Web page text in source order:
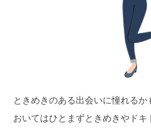
ときめきのある出会いに憧れる
おいてはひとまずときめきやドキ